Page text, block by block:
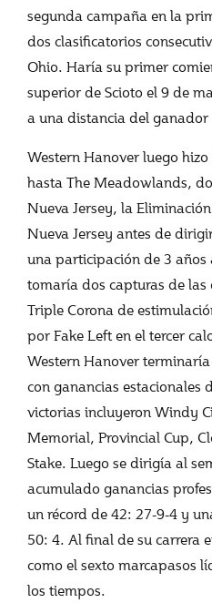
segunda campaña en la
dos clasificatorios
Ohio. Haría su primer
superior de Scioto el 9 de
a una distancia del
Western Hanover luego
hasta The Meadowlands,
Nueva Jersey, la
Nueva Jersey antes de
una participación de 3 años
tomaría dos capturas de
Triple Corona de
por Fake Left en el tercer
Western Hanover
con ganancias estacionales
victorias incluyeron Windy
Memorial, Provincial Cup,
Stake. Luego se dirigía al
acumulado ganancias
un récord de 42: 27-9-4 y
50: 4. Al final de su carrera
como el sexto marcapasos
los tiempos.